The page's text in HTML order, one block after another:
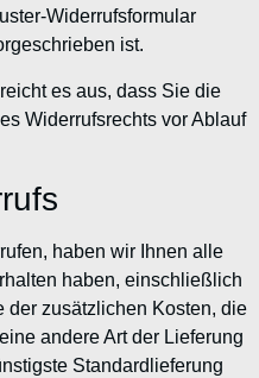
Widerrufsformular
ist.
es aus, dass Sie die
Widerrufsrechts vor Ablauf
haben wir Ihnen alle
haben, einschließlich
der zusätzlichen Kosten, die
andere Art der Lieferung
Standardlieferung